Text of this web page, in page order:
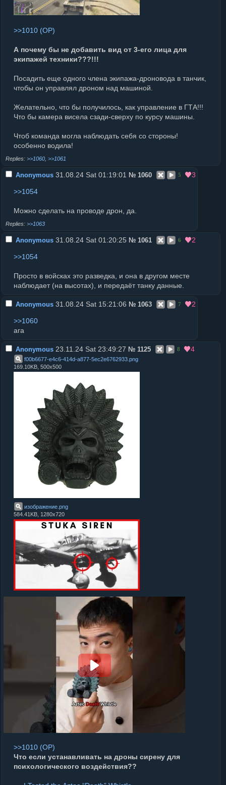
>>1010
А почему бы не добавить вид от 3-его лица для
экипажей техники???!!!
Посадить еще одного члена экипажа-дроновода в танчик,
чтобы он управлял дроном над машиной.
Желательно, что бы получилось, как управление в ГТА!!!
Что бы камера висела сзади-сверху по курсу машины.
Чтоб команда могла наблюдать себя со стороны!
особенно водила!
>>1060 >>1061
Anonymous 31.08.24 Sat 01:19:01 № 1060 5 3
>>1054
Можно сделать на проводе дрон, да.
>>1063
Anonymous 31.08.24 Sat 01:20:25 № 1061 6 2
>>1054
Просто в войсках это разведка, и она в другом месте
наблюдает (на высотах), и передаёт танку данные.
Anonymous 31.08.24 Sat 15:21:06 № 1063 7 2
>>1060
ага
Anonymous 23.11.24 Sat 23:49:27 № 1125 8 4
f00b6677-e4c6-414d-a877-5ec2e6762933 png
169.10KB, 500x500
изображение png
584.41KB, 1280x720
>>1010
Что если устанавливать на дроны сирену для
психологического воздействия??